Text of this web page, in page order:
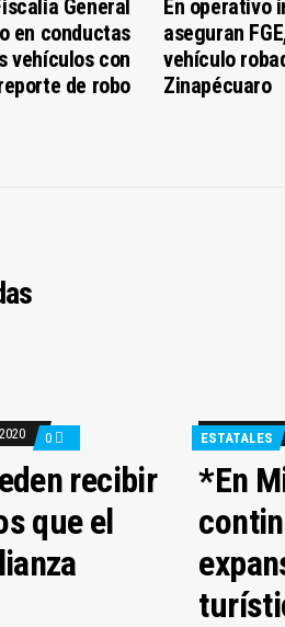
General
en conductas
vehículos con
de robo
En operativo
aseguran
vehículo
Zinapécuaro
0
recibir
que el
ESTATALES
*En